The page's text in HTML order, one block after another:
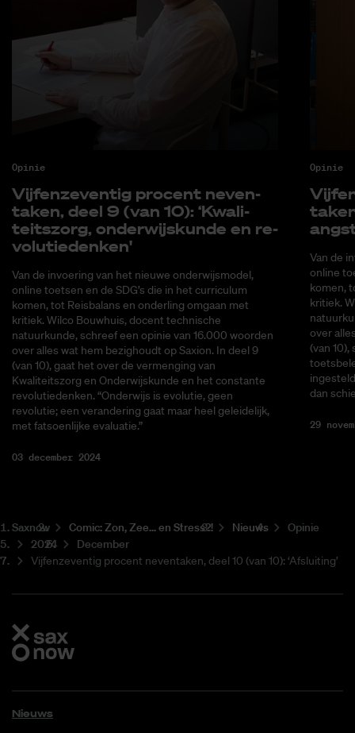
Opinie
Vijf­en­ze­ven­tig pro­cent ne­ven­
ta­ken, deel 9 (van 10): ‘Kwa­li­
teits­zorg, on­der­wijs­kun­de en re­
vo­lu­tie­den­ken'
Van de invoering van het nieuwe onderwijsmodel,
online toetsen en de SDG’s die in het curriculum
komen, tot Reisbalans en onderling omgaan met
kritiek. Wilco Bouwhuis, docent technische
natuurkunde, schreef een opinie van 16.000 woorden
over alles wat hem bezighoudt op Saxion. In deel 9
(van 10), gaat het over de vermenging van
Kwaliteitszorg en Onderwijskunde en het constante
revolutiedenken. “Onderwijs is evolutie, geen
revolutie; een verandering gaat maar heel geleidelijk,
met fatsoenlijke evaluatie.”
03 december 2024
Opinie
Van de
online
komen,
kritiek.
over
(van
dan
29
Saxnow Co­mic: Zon, Zee... en Stress?! Nieuws
Opinie
2024
December
Vijfenzeventig procent neventaken, deel 10 (van 10): ‘Afsluiting’
Nieuws